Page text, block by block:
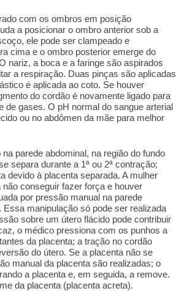
com os ombros em posição
a posicionar o ombro anterior sob a
ele pode ser clampeado e
cima e o ombro posterior emerge do
nariz, a boca e a faringe são aspirados
a respiração. Duas pinças são aplicadas
é aplicada ao coto. Se houver
do cordão é novamente ligado para
de gases. O pH normal do sangue arterial
ou no abdômen da mãe para melhor
parede abdominal, na região do fundo
separa durante a 1ª ou 2ª contração;
devido à placenta separada. A mulher
conseguir fazer força e houver
por pressão manual na parede
manipulação só pode ser realizada
sobre um útero flácido pode contribuir
o médico pressiona com os punhos a
da placenta; a tração no cordão
do útero. Se a placenta não se
manual da placenta são realizadas; o
a placenta e, em seguida, a remove.
da placenta (placenta acreta).